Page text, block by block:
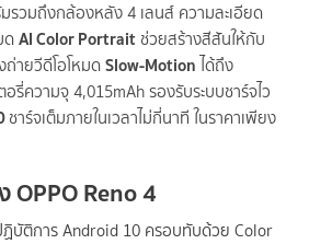
มรวมถึงกล้องหลัง 4 เลนส์ ความละเอียด
ดAI Color Portrait ช่วยสร้างสีสันให้กับ
ายวีดีโอโหมดSlow-Motion ได้ถึง
รี่ความจุ 4,015mAh รองรับระบบชาร์จไว
ชาร์จเต็มภายในเวลาไม่กี่นาที ในราคาเพียง
OPPO Reno 4
บัติการ Android 10 ครอบทับด้วย Color